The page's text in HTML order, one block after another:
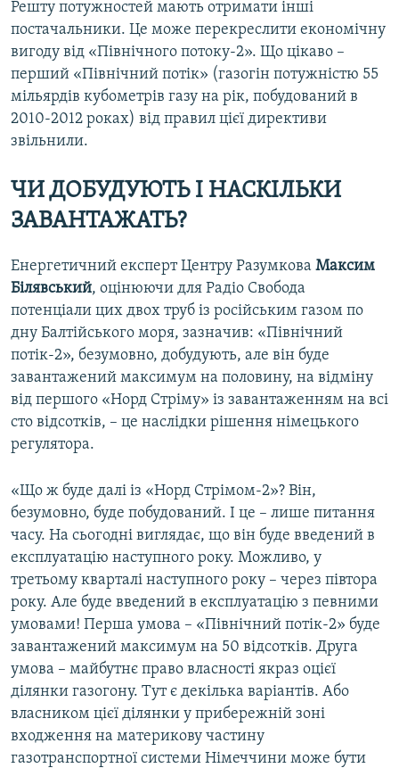
Решту потужностей мають отримати інші
постачальники. Це може перекреслити економічну
вигоду від «Північного потоку-2». Що цікаво –
перший «Північний потік» (газогін потужністю 55
мільярдів кубометрів газу на рік, побудований в
2010-2012 роках) від правил цієї директиви
звільнили.
ЧИ ДОБУДУЮТЬ І НАСКІЛЬКИ
ЗАВАНТАЖАТЬ?
Енергетичний експерт Центру Разумкова Максим
Білявський, оцінюючи для Радіо Свобода
потенціали цих двох труб із російським газом по
дну Балтійського моря, зазначив: «Північний
потік-2», безумовно, добудують, але він буде
завантажений максимум на половину, на відміну
від першого «Норд Стріму» із завантаженням на всі
сто відсотків, – це наслідки рішення німецького
регулятора.
«Що ж буде далі із «Норд Стрімом-2»? Він,
безумовно, буде побудований. І це – лише питання
часу. На сьогодні виглядає, що він буде введений в
експлуатацію наступного року. Можливо, у
третьому кварталі наступного року – через півтора
року. Але буде введений в експлуатацію з певними
умовами! Перша умова – «Північний потік-2» буде
завантажений максимум на 50 відсотків. Друга
умова – майбутнє право власності якраз оцієї
ділянки газогону. Тут є декілька варіантів. Або
власником цієї ділянки у прибережній зоні
входження на материкову частину
газотранспортної системи Німеччини може бути